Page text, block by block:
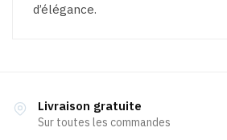
d’élégance.
Livraison gratuite
Sur toutes les commandes